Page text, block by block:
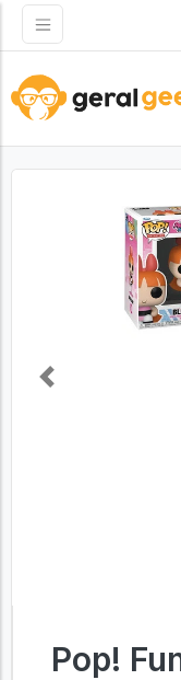
Previous
Pop!